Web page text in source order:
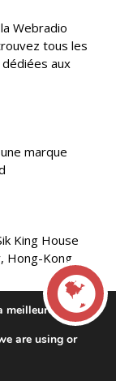
Webradio
tous les
aux
marque
King House
Hong-Kong
Français de
LIVE
meilleure
are using or